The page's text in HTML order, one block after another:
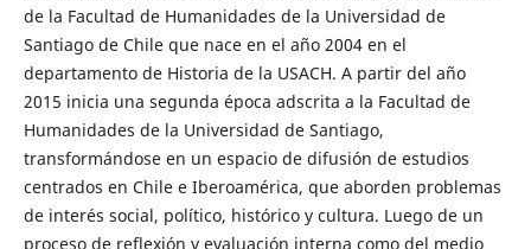
de la Facultad de Humanidades de la Universidad de
Santiago de Chile que nace en el año 2004 en el
departamento de Historia de la USACH. A partir del año
2015 inicia una segunda época adscrita a la Facultad de
Humanidades de la Universidad de Santiago,
transformándose en un espacio de difusión de estudios
centrados en Chile e Iberoamérica, que aborden problemas
de interés social, político, histórico y cultura. Luego de un
proceso de reflexión y evaluación interna como del medio